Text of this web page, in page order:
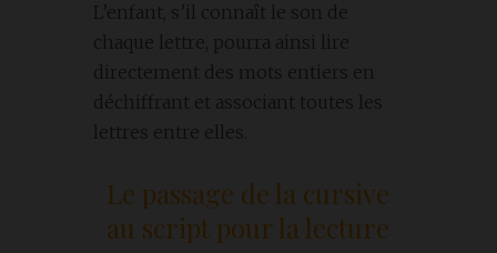
L’enfant, s’il connaît le son de
chaque lettre, pourra ainsi lire
directement des mots entiers en
déchiffrant et associant toutes les
lettres entre elles.
Le passage de la cursive
au script pour la lecture